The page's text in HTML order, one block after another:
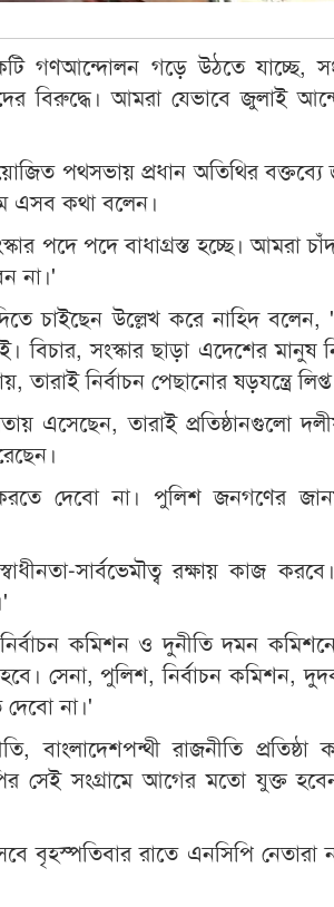
গণআন্দোলন গড়ে উঠতে যাচ্ছে,
বিরুদ্ধে। আমরা যেভাবে জুলাই
পথসভায় প্রধান অতিথির বক্তব্যে
এসব কথা বলেন।
পদে পদে বাধাগ্রস্ত হচ্ছে। আমরা
না।'
চাইছেন উল্লেখ করে নাহিদ
বিচার, সংস্কার ছাড়া এদেশের মানুষ
তারাই নির্বাচন পেছানোর ষড়যন্ত্রে
এসেছেন, তারাই প্রতিষ্ঠানগুলো
দেবো না। পুলিশ জনগণের
সার্বভেমৗত্ব রক্ষায় কাজ
কমিশন ও দুনীতি দমন
সেনা, পুলিশ, নির্বাচন কমিশন,
না।'
বাংলাদেশপন্থী রাজনীতি প্রতিষ্ঠা
সেই সংগ্রামে আগের মতো যুক্ত
বৃহস্পতিবার রাতে এনসিপি নেতারা